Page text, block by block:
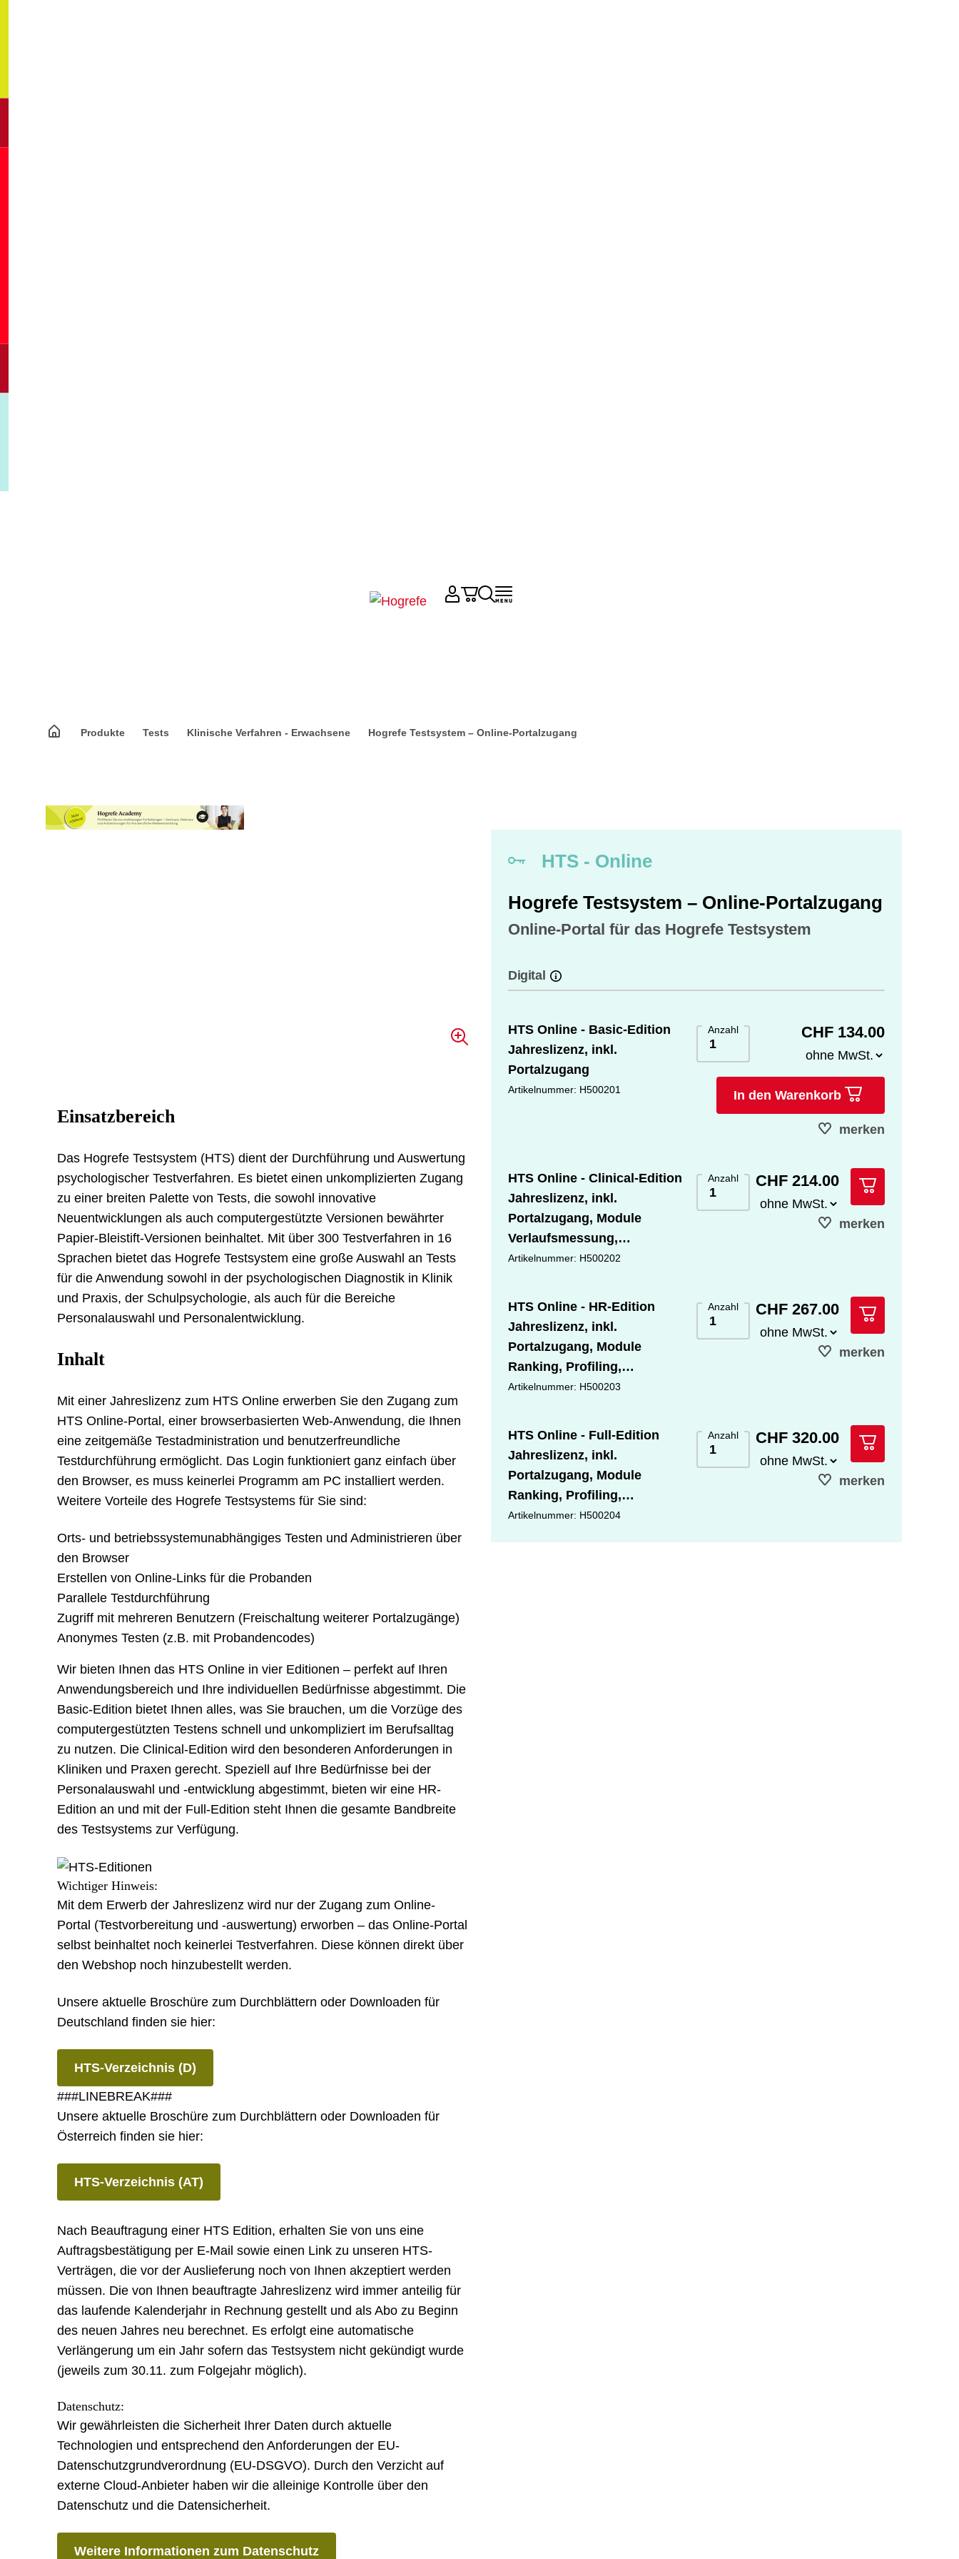
Produkte Tests Klinische Verfahren - Erwachsene Hogrefe Testsystem – Online-Portalzugang
HTS - Online
Hogrefe Testsystem – Online-Portalzugang
Online-Portal für das Hogrefe Testsystem
Digital
HTS Online - Basic-Edition
Jahreslizenz, inkl.
Portalzugang
Artikelnummer: H500201
Anzahl CHF 134.00
In den Warenkorb
merken
HTS Online - Clinical-Edition
Jahreslizenz, inkl.
Portalzugang, Module
Verlaufsmessung,
Gruppenanalyse
Artikelnummer: H500202
Anzahl CHF 214.00
merken
HTS Online - HR-Edition
Jahreslizenz, inkl.
Portalzugang, Module
Ranking, Profiling,
Gruppenanalyse
Artikelnummer: H500203
Anzahl CHF 267.00
merken
HTS Online - Full-Edition
Jahreslizenz, inkl.
Portalzugang, Module
Ranking, Profiling,
Verlaufsmessung,
Artikelnummer: H500204
Anzahl CHF 320.00
merken
Einsatzbereich
Das Hogrefe Testsystem (HTS) dient der Durchführung und Auswertung
psychologischer Testverfahren. Es bietet einen unkomplizierten Zugang
zu einer breiten Palette von Tests, die sowohl innovative
Neuentwicklungen als auch computergestützte Versionen bewährter
Papier-Bleistift-Versionen beinhaltet. Mit über 300 Testverfahren in 16
Sprachen bietet das Hogrefe Testsystem eine große Auswahl an Tests
für die Anwendung sowohl in der psychologischen Diagnostik in Klinik
und Praxis, der Schulpsychologie, als auch für die Bereiche
Personalauswahl und Personalentwicklung.
Inhalt
Mit einer Jahreslizenz zum HTS Online erwerben Sie den Zugang zum
HTS Online-Portal, einer browserbasierten Web-Anwendung, die Ihnen
eine zeitgemäße Testadministration und benutzerfreundliche
Testdurchführung ermöglicht. Das Login funktioniert ganz einfach über
den Browser, es muss keinerlei Programm am PC installiert werden.
Weitere Vorteile des Hogrefe Testsystems für Sie sind:
Orts- und betriebssystemunabhängiges Testen und Administrieren über
den Browser
Erstellen von Online-Links für die Probanden
Parallele Testdurchführung
Zugriff mit mehreren Benutzern (Freischaltung weiterer Portalzugänge)
Anonymes Testen (z.B. mit Probandencodes)
Wir bieten Ihnen das HTS Online in vier Editionen – perfekt auf Ihren
Anwendungsbereich und Ihre individuellen Bedürfnisse abgestimmt. Die
Basic-Edition bietet Ihnen alles, was Sie brauchen, um die Vorzüge des
computergestützten Testens schnell und unkompliziert im Berufsalltag
zu nutzen. Die Clinical-Edition wird den besonderen Anforderungen in
Kliniken und Praxen gerecht. Speziell auf Ihre Bedürfnisse bei der
Personalauswahl und -entwicklung abgestimmt, bieten wir eine HR-
Edition an und mit der Full-Edition steht Ihnen die gesamte Bandbreite
des Testsystems zur Verfügung.
Wichtiger Hinweis:
Mit dem Erwerb der Jahreslizenz wird nur der Zugang zum Online-
Portal (Testvorbereitung und -auswertung) erworben – das Online-Portal
selbst beinhaltet noch keinerlei Testverfahren. Diese können direkt über
den Webshop noch hinzubestellt werden.
Unsere aktuelle Broschüre zum Durchblättern oder Downloaden für
Deutschland finden sie hier:
HTS-Verzeichnis (D)
###LINEBREAK###
Unsere aktuelle Broschüre zum Durchblättern oder Downloaden für
Österreich finden sie hier:
HTS-Verzeichnis (AT)
Nach Beauftragung einer HTS Edition, erhalten Sie von uns eine
Auftragsbestätigung per E-Mail sowie einen Link zu unseren HTS-
Verträgen, die vor der Auslieferung noch von Ihnen akzeptiert werden
müssen. Die von Ihnen beauftragte Jahreslizenz wird immer anteilig für
das laufende Kalenderjahr in Rechnung gestellt und als Abo zu Beginn
des neuen Jahres neu berechnet. Es erfolgt eine automatische
Verlängerung um ein Jahr sofern das Testsystem nicht gekündigt wurde
(jeweils zum 30.11. zum Folgejahr möglich).
Datenschutz:
Wir gewährleisten die Sicherheit Ihrer Daten durch aktuelle
Technologien und entsprechend den Anforderungen der EU-
Datenschutzgrundverordnung (EU-DSGVO). Durch den Verzicht auf
externe Cloud-Anbieter haben wir die alleinige Kontrolle über den
Datenschutz und die Datensicherheit.
Weitere Informationen zum Datenschutz